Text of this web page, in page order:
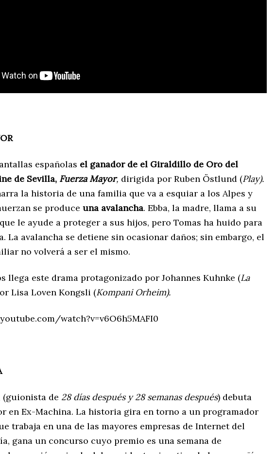
españolas el ganador de el Giraldillo de Oro del
de Sevilla, Fuerza Mayor, dirigida por Ruben Östlund (Play).
la historia de una familia que va a esquiar a los Alpes y
se produce una avalancha. Ebba, la madre, llama a su
le ayude a proteger a sus hijos, pero Tomas ha huido para
La avalancha se detiene sin ocasionar daños; sin embargo, el
no volverá a ser el mismo.
llega este drama protagonizado por Johannes Kuhnke (La
Lisa Loven Kongsli (Kompani Orheim).
watch?v=v6O6h5MAFI0
(guionista de 28 días después y 28 semanas después) debuta
en Ex-Machina. La historia gira en torno a un programador
trabaja en una de las mayores empresas de Internet del
gana un concurso cuyo premio es una semana de